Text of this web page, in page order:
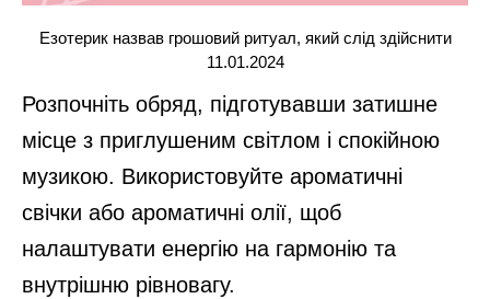
Езотерик назвав грошовий ритуал, який слід здійснити
11.01.2024
Розпочніть обряд, підготувавши затишне
місце з приглушеним світлом і спокійною
музикою. Використовуйте ароматичні
свічки або ароматичні олії, щоб
налаштувати енергію на гармонію та
внутрішню рівновагу.